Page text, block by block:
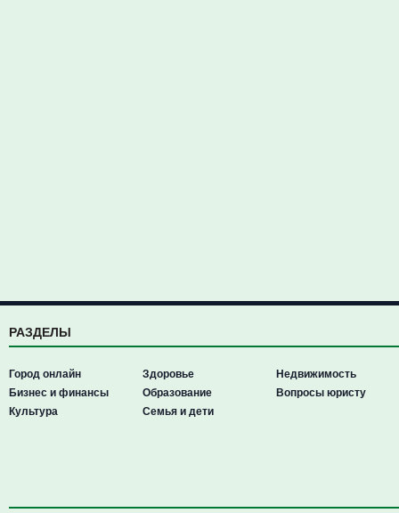
РАЗДЕЛЫ
Город онлайн
Бизнес и финансы
Культура
Здоровье
Образование
Семья и дети
Недвижимость
Вопросы юристу